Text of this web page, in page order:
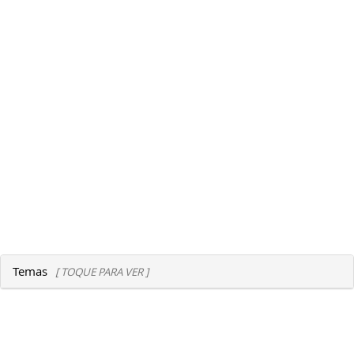
Temas [ TOQUE PARA VER ]